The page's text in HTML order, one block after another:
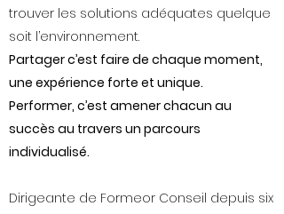
trouver les solutions adéquates quelque
soit l’environnement.
Partager c’est faire de chaque moment,
une expérience forte et unique.
Performer, c’est amener chacun au
succès au travers un parcours
individualisé.
Dirigeante de Formeor Conseil depuis six